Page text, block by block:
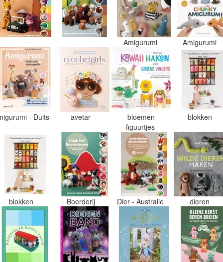
Amigurumi Amigurumi
- Duits avetar
bloemen
figuurtjes
blokken
blokken Boerderij Dier - Australie dieren